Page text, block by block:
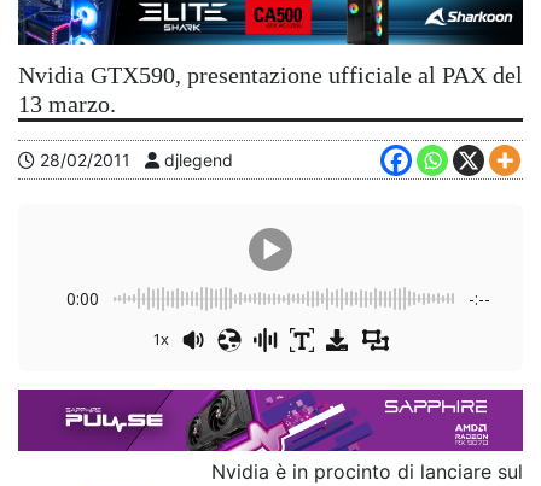
Nvidia GTX590, presentazione ufficiale al PAX del
13 marzo.
28/02/2011 djlegend
0:00 -:--
1x
Nvidia è in procinto di lanciare sul